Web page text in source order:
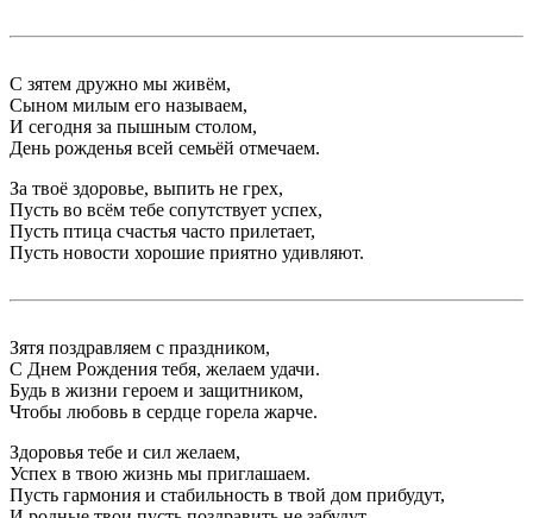
С зятем дружно мы живём,
Сыном милым его называем,
И сегодня за пышным столом,
День рожденья всей семьёй отмечаем.
За твоё здоровье, выпить не грех,
Пусть во всём тебе сопутствует успех,
Пусть птица счастья часто прилетает,
Пусть новости хорошие приятно удивляют.
Зятя поздравляем с праздником,
С Днем Рождения тебя, желаем удачи.
Будь в жизни героем и защитником,
Чтобы любовь в сердце горела жарче.
Здоровья тебе и сил желаем,
Успех в твою жизнь мы приглашаем.
Пусть гармония и стабильность в твой дом прибудут,